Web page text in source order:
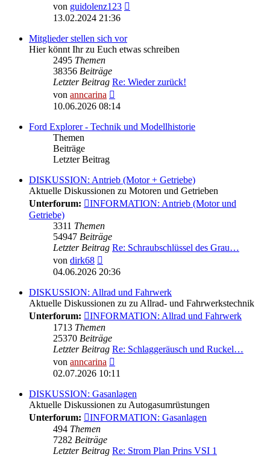
von guidolenz123
13.02.2024 21:36
Mitglieder stellen sich vor
Hier könnt Ihr zu Euch etwas schreiben
2495 Themen
38356 Beiträge
Letzter Beitrag Re: Wieder zurück!
von anncarina
Beitrag
10.06.2026 08:14
Ford Explorer - Technik und Modellhistorie
Themen
Beiträge
Letzter Beitrag
DISKUSSION: Antrieb (Motor + Getriebe)
Aktuelle Diskussionen zu Motoren und Getrieben
Unterforum:
INFORMATION: Antrieb (Motor und
Getriebe)
3311 Themen
54947 Beiträge
Letzter Beitrag Re: Schraubschlüssel des Grau…
von dirk68
Beitrag
04.06.2026 20:36
DISKUSSION: Allrad und Fahrwerk
Aktuelle Diskussionen zu zu Allrad- und Fahrwerkstechnik
Unterforum:
INFORMATION: Allrad und Fahrwerk
1713 Themen
25370 Beiträge
Letzter Beitrag Re: Schlaggeräusch und Ruckel…
von anncarina
Beitrag
02.07.2026 10:11
DISKUSSION: Gasanlagen
Aktuelle Diskussionen zu Autogasumrüstungen
Unterforum:
INFORMATION: Gasanlagen
494 Themen
7282 Beiträge
Letzter Beitrag Re: Strom Plan Prins VSI 1